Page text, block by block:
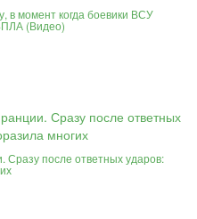
в момент когда боевики ВСУ
(Видео)
после ответных ударов: